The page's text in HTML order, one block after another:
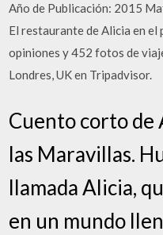
Año de Publicación: 2015
El restaurante de Alicia en
opiniones y 452 fotos de
Londres, UK en Tripadvisor.
Cuento corto de
las Maravillas.
llamada Alicia,
en un mundo